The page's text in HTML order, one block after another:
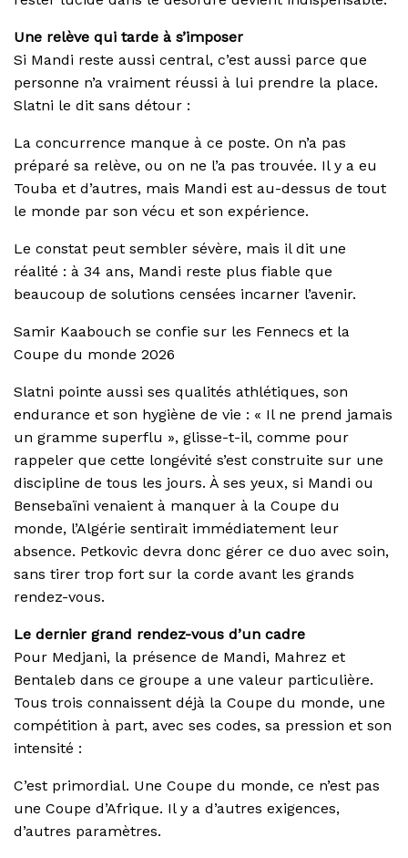
Une relève qui tarde à s’imposer
Si Mandi reste aussi central, c’est aussi parce que
personne n’a vraiment réussi à lui prendre la place.
Slatni le dit sans détour :
La concurrence manque à ce poste. On n’a pas
préparé sa relève, ou on ne l’a pas trouvée. Il y a eu
Touba et d’autres, mais Mandi est au-dessus de tout
le monde par son vécu et son expérience.
Le constat peut sembler sévère, mais il dit une
réalité : à 34 ans, Mandi reste plus fiable que
beaucoup de solutions censées incarner l’avenir.
Samir Kaabouch se confie sur les Fennecs et la
Coupe du monde 2026
Slatni pointe aussi ses qualités athlétiques, son
endurance et son hygiène de vie : « Il ne prend jamais
un gramme superflu », glisse-t-il, comme pour
rappeler que cette longévité s’est construite sur une
discipline de tous les jours. À ses yeux, si Mandi ou
Bensebaïni venaient à manquer à la Coupe du
monde, l’Algérie sentirait immédiatement leur
absence. Petkovic devra donc gérer ce duo avec soin,
sans tirer trop fort sur la corde avant les grands
rendez-vous.
Le dernier grand rendez-vous d’un cadre
Pour Medjani, la présence de Mandi, Mahrez et
Bentaleb dans ce groupe a une valeur particulière.
Tous trois connaissent déjà la Coupe du monde, une
compétition à part, avec ses codes, sa pression et son
intensité :
C’est primordial. Une Coupe du monde, ce n’est pas
une Coupe d’Afrique. Il y a d’autres exigences,
d’autres paramètres.